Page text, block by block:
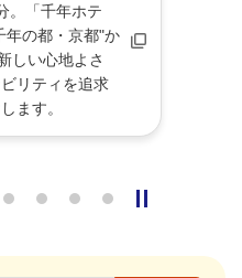
。「千年ホテ
年の都・京都"か
しい心地よさ
リティを追求
ます。